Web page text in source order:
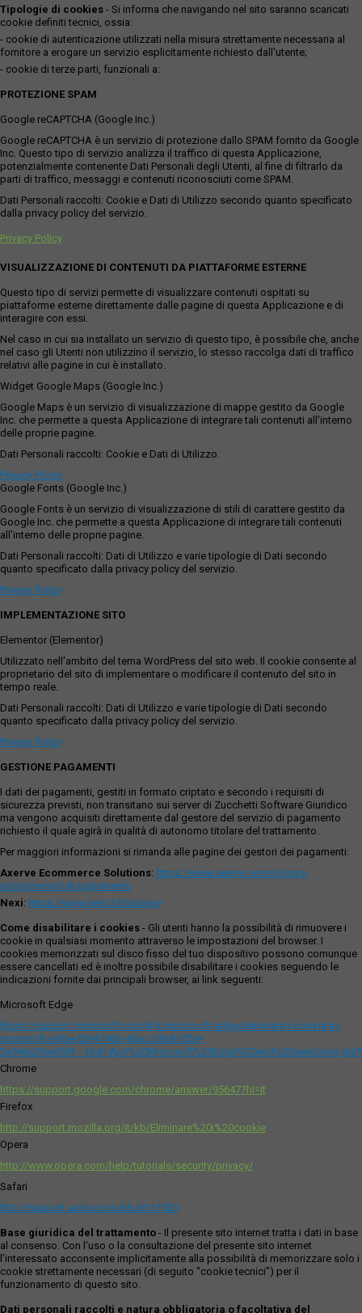
Tipologie di cookies - Si informa che navigando nel sito saranno scaricati
cookie definiti tecnici, ossia:
- cookie di autenticazione utilizzati nella misura strettamente necessaria al
fornitore a erogare un servizio esplicitamente richiesto dall'utente;
- cookie di terze parti, funzionali a:
PROTEZIONE SPAM
Google reCAPTCHA (Google Inc.)
Google reCAPTCHA è un servizio di protezione dallo SPAM fornito da Google
Inc. Questo tipo di servizio analizza il traffico di questa Applicazione,
potenzialmente contenente Dati Personali degli Utenti, al fine di filtrarlo da
parti di traffico, messaggi e contenuti riconosciuti come SPAM.
Dati Personali raccolti: Cookie e Dati di Utilizzo secondo quanto specificato
dalla privacy policy del servizio.
Privacy Policy
VISUALIZZAZIONE DI CONTENUTI DA PIATTAFORME ESTERNE
Questo tipo di servizi permette di visualizzare contenuti ospitati su
piattaforme esterne direttamente dalle pagine di questa Applicazione e di
interagire con essi.
Nel caso in cui sia installato un servizio di questo tipo, è possibile che, anche
nel caso gli Utenti non utilizzino il servizio, lo stesso raccolga dati di traffico
relativi alle pagine in cui è installato.
Widget Google Maps (Google Inc.)
Google Maps è un servizio di visualizzazione di mappe gestito da Google
Inc. che permette a questa Applicazione di integrare tali contenuti all'interno
delle proprie pagine.
Dati Personali raccolti: Cookie e Dati di Utilizzo.
Privacy Policy
Google Fonts (Google Inc.)
Google Fonts è un servizio di visualizzazione di stili di carattere gestito da
Google Inc. che permette a questa Applicazione di integrare tali contenuti
all'interno delle proprie pagine.
Dati Personali raccolti: Dati di Utilizzo e varie tipologie di Dati secondo
quanto specificato dalla privacy policy del servizio.
Privacy Policy
IMPLEMENTAZIONE SITO
Elementor (Elementor)
Utilizzato nell'ambito del tema WordPress del sito web. Il cookie consente al
proprietario del sito di implementare o modificare il contenuto del sito in
tempo reale.
Dati Personali raccolti: Dati di Utilizzo e varie tipologie di Dati secondo
quanto specificato dalla privacy policy del servizio.
Privacy Policy
GESTIONE PAGAMENTI
I dati dei pagamenti, gestiti in formato criptato e secondo i requisiti di
sicurezza previsti, non transitano sui server di Zucchetti Software Giuridico
ma vengono acquisiti direttamente dal gestore del servizio di pagamento
richiesto il quale agirà in qualità di autonomo titolare del trattamento.
Per maggiori informazioni si rimanda alle pagine dei gestori dei pagamenti:
Axerve Ecommerce Solutions: https://www.axerve.com/privacy-
policy/servizi-di-pagamento
Nexi: https://www.nexi.it/it/privacy
Come disabilitare i cookies - Gli utenti hanno la possibilità di rimuovere i
cookie in qualsiasi momento attraverso le impostazioni del browser. I
cookies memorizzati sul disco fisso del tuo dispositivo possono comunque
essere cancellati ed è inoltre possibile disabilitare i cookies seguendo le
indicazioni fornite dai principali browser, ai link seguenti:
Microsoft Edge
https://support.microsoft.com/it-it/microsoft-edge/eliminare-i-cookie-in-
microsoft-edge-63947406-40ac-c3b8-57b9-
Chrome
https://support.google.com/chrome/answer/95647?hl=it
Firefox
http://support.mozilla.org/it/kb/Eliminare%20i%20cookie
Opera
http://www.opera.com/help/tutorials/security/privacy/
Safari
http://support.apple.com/kb/ph11920
Base giuridica del trattamento - Il presente sito internet tratta i dati in base
al consenso. Con l'uso o la consultazione del presente sito internet
l’interessato acconsente implicitamente alla possibilità di memorizzare solo i
cookie strettamente necessari (di seguito “cookie tecnici”) per il
funzionamento di questo sito.
Dati personali raccolti e natura obbligatoria o facoltativa del